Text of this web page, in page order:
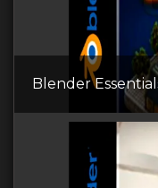
Blender